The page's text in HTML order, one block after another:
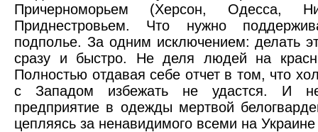
Причерноморьем (Херсон, Одесса,
Приднестровьем. Что нужно
подполье. За одним исключением: делать
сразу и быстро. Не деля людей на
Полностью отдавая себе отчет в том, что
с Западом избежать не удастся. И
предприятие в одежды мертвой
цепляясь за ненавидимого всеми на